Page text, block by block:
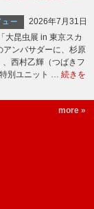
ュー
2026年7月31日
昆虫展 in 東京スカ
アンバサダーに、杉原
西村乙輝（つばきフ
別ユニット … 続きを
more »